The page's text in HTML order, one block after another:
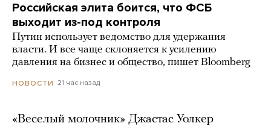
Российская элита боится, что ФСБ
выходит из-под контроля
Путин использует ведомство для удержания
власти. И все чаще склоняется к усилению
давления на бизнес и общество, пишет Bloomberg
НОВОСТИ 21 час назад
«Веселый молочник» Джастас Уолкер